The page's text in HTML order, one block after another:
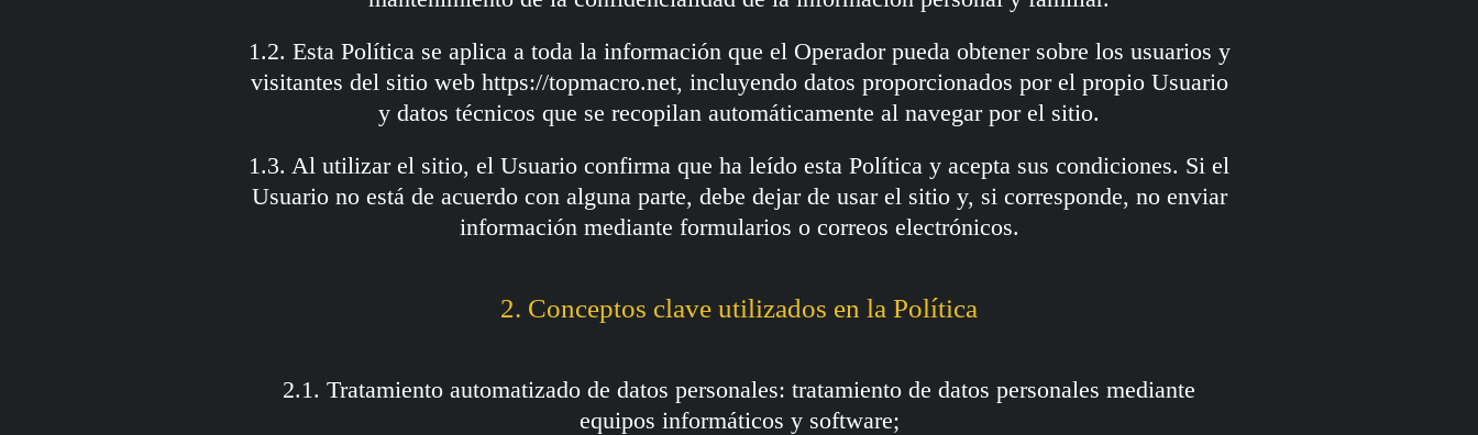
1.2. Esta Política se aplica a toda la información que el Operador pueda obtener sobre los usuarios y
visitantes del sitio web https://topmacro.net, incluyendo datos proporcionados por el propio Usuario
y datos técnicos que se recopilan automáticamente al navegar por el sitio.
1.3. Al utilizar el sitio, el Usuario confirma que ha leído esta Política y acepta sus condiciones. Si el
Usuario no está de acuerdo con alguna parte, debe dejar de usar el sitio y, si corresponde, no enviar
información mediante formularios o correos electrónicos.
2. Conceptos clave utilizados en la Política
2.1. Tratamiento automatizado de datos personales: tratamiento de datos personales mediante
equipos informáticos y software;